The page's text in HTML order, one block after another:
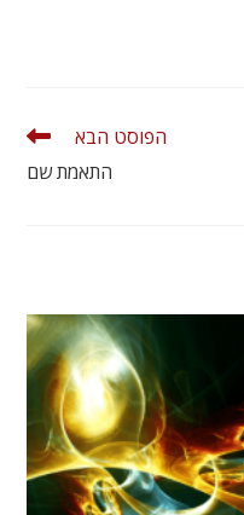
הפוסט הבא
התאמת שם